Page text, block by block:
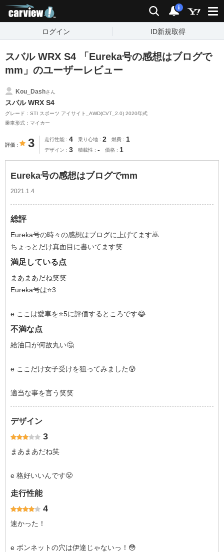
検索 通知
i
ログイン ID新規取得
スバル WRX S4 「Eureka号の感想はブログで
mm」のユーザーレビュー
Kou_Dashさん
スバル WRX S4
グレード：STI スポーツ アイサイト_AWD(CVT_2.0) 2020年式
乗車形式：マイカー
評価 3 走行性能 4 乗り心地 2 燃費 1
デザイン 3 積載性 - 価格 1
Eureka号の感想はブログでmm
2021.1.4
総評
Eureka号の時々の感想はブログに上げてます🙇
ちょっとだけ真面目に書いてます笑
満足している点
まあまあだね笑笑
Eureka号は⭐3
e ここは愛車を⭐5に評価するところです😂
不満な点
給油口が何故丸い🤔
e ここだけ女子受けを狙ってみました😰
適当な事を言う笑笑
デザイン
3
まあまあだね笑
e 格好いいんです😤
走行性能
4
速かった！
e ボンネットの穴は伊達じゃないっ！😳